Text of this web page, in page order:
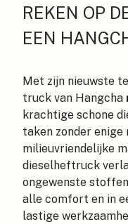
REKEN OP
EEN
Met zijn nieuwste
truck van Hangcha
krachtige schone
taken zonder enige
milieuvriendelijke
dieselheftruck
ongewenste
alle comfort en in
lastige